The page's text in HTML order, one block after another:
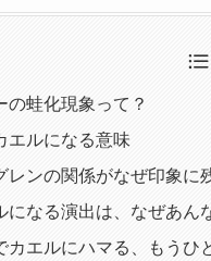
の蛙化現象って？
エルになる意味
レンの関係がなぜ印象に
になる演出は、なぜあん
カエルにハマる、もうひ